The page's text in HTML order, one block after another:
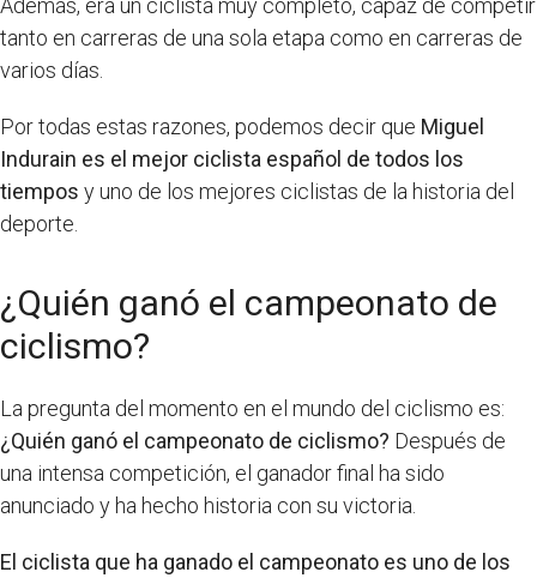
tanto en carreras de una sola etapa como en carreras de
varios días.
Por todas estas razones, podemos decir que Miguel
Indurain es el mejor ciclista español de todos los
tiempos y uno de los mejores ciclistas de la historia del
deporte.
¿Quién ganó el campeonato de
ciclismo?
La pregunta del momento en el mundo del ciclismo es:
¿Quién ganó el campeonato de ciclismo? Después de
una intensa competición, el ganador final ha sido
anunciado y ha hecho historia con su victoria.
El ciclista que ha ganado el campeonato es uno de los